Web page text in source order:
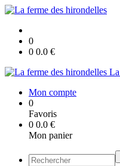
0
0 0.0 €
Mon compte
0
Favoris
0 0.0 €
Mon panier